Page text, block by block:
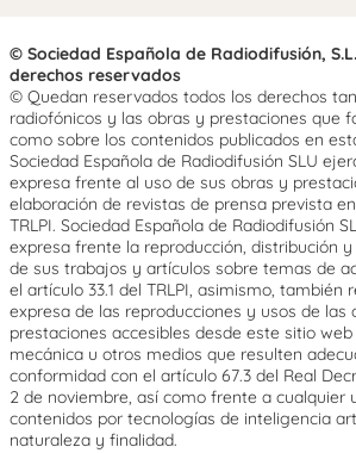
© Sociedad Española de Radiodifusión,
derechos reservados
© Quedan reservados todos los derechos
radiofónicos y las obras y prestaciones que
como sobre los contenidos publicados en
Sociedad Española de Radiodifusión SLU
expresa frente al uso de sus obras y
elaboración de revistas de prensa prevista
TRLPI. Sociedad Española de Radiodifusión
expresa frente la reproducción, distribución
de sus trabajos y artículos sobre temas de
el artículo 33.1 del TRLPI, asimismo, también
expresa de las reproducciones y usos de las
prestaciones accesibles desde este sitio
mecánica u otros medios que resulten
conformidad con el artículo 67.3 del Real
2 de noviembre, así como frente a cualquier
contenidos por tecnologías de inteligencia
naturaleza y finalidad.